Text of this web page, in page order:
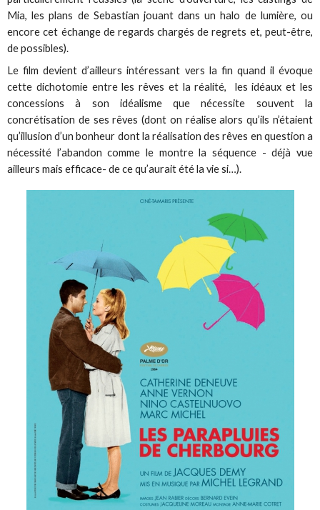
Mia, les plans de Sebastian jouant dans un halo de lumière, ou
encore cet échange de regards chargés de regrets et, peut-être,
de possibles).
Le film devient d’ailleurs intéressant vers la fin quand il évoque
cette dichotomie entre les rêves et la réalité, les idéaux et les
concessions à son idéalisme que nécessite souvent la
concrétisation de ses rêves (dont on réalise alors qu’ils n’étaient
qu’illusion d’un bonheur dont la réalisation des rêves en question a
nécessité l’abandon comme le montre la séquence - déjà vue
ailleurs mais efficace- de ce qu’aurait été la vie si…).